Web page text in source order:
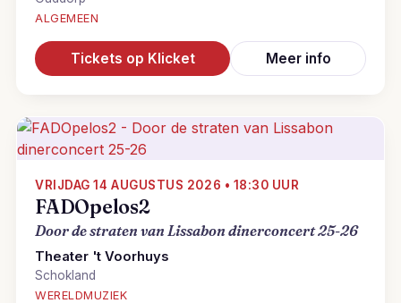
ALGEMEEN
Tickets op Klicket Meer info
VRIJDAG 14 AUGUSTUS 2026 • 18:30 UUR
FADOpelos2
Door de straten van Lissabon dinerconcert 25-26
Theater 't Voorhuys
Schokland
WERELDMUZIEK